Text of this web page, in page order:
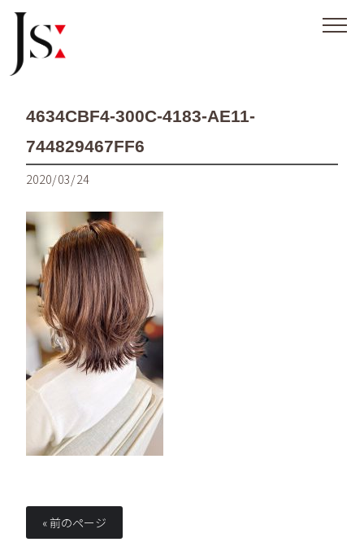
4634CBF4-300C-4183-AE11-
744829467FF6
2020/03/24
« 前のページ